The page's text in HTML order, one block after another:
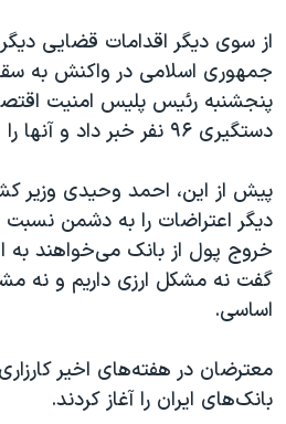
از سوی دیگر اقدامات قضایی دیگر
جمهوری اسلامی در واکنش به
پنجشنبه رئیس پلیس امنیت
دستگیری ۹۶ نفر خبر داد و آنها را «دلال ارز» نامید.
پیش از این، احمد وحیدی وزیر
دیگر اعتراضات را به دشمن
خروج پول از بانک می‌خواهند به
گفت نه مشکل ارزی داریم و نه
اساسی.
معترضان در هفته‌های اخیر
بانک‌های ایران را آغاز کردند.